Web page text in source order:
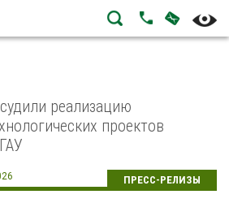
ПОЗВОНИТЬ
реализацию
проектов
ПРЕСС-РЕЛИЗЫ